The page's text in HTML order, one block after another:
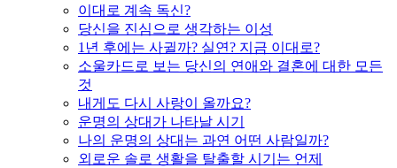
이대로 계속 독신?
당신을 진심으로 생각하는 이성
1년 후에는 사귈까? 실연? 지금 이대로?
소울카드로 보는 당신의 연애와 결혼에 대한 모든
것
내게도 다시 사랑이 올까요?
운명의 상대가 나타날 시기
나의 운명의 상대는 과연 어떤 사람일까?
외로운 솔로 생활을 탈출할 시기는 언제